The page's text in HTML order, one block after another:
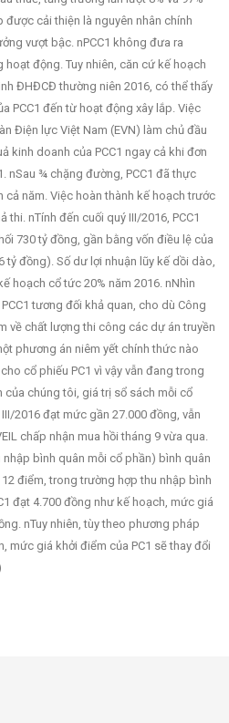
được cải thiện là nguyên nhân chính
vượt bậc. nPCC1 không đưa ra
động. Tuy nhiên, căn cứ kế hoạch
ĐHĐCĐ thường niên 2016, có thể thấy
PCC1 đến từ hoạt động xây lắp. Việc
Điện lực Việt Nam (EVN) làm chủ đầu
kinh doanh của PCC1 ngay cả khi đơn
nSau ¾ chặng đường, PCC1 đã thực
cả năm. Việc hoàn thành kế hoạch trước
thi. nTính đến cuối quý III/2016, PCC1
730 tỷ đồng, gần bằng vốn điều lệ của
tỷ đồng). Số dư lợi nhuận lũy kế dồi dào,
hoạch cổ tức 20% năm 2016. nNhìn
tương đối khả quan, cho dù Công
về chất lượng thi công các dự án truyền
phương án niêm yết chính thức nào
cổ phiếu PC1 vì vậy vẫn đang trong
của chúng tôi, giá trị sổ sách mỗi cổ
2016 đạt mức gần 27.000 đồng, vẫn
chấp nhận mua hồi tháng 9 vừa qua.
nhập bình quân mỗi cổ phần) bình quân
điểm, trong trường hợp thu nhập bình
đạt 4.700 đồng như kế hoạch, mức giá
nTuy nhiên, tùy theo phương pháp
mức giá khởi điểm của PC1 sẽ thay đổi